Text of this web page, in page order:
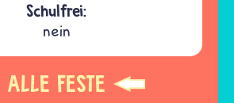
Schulfrei:
nein
ALLE FESTE